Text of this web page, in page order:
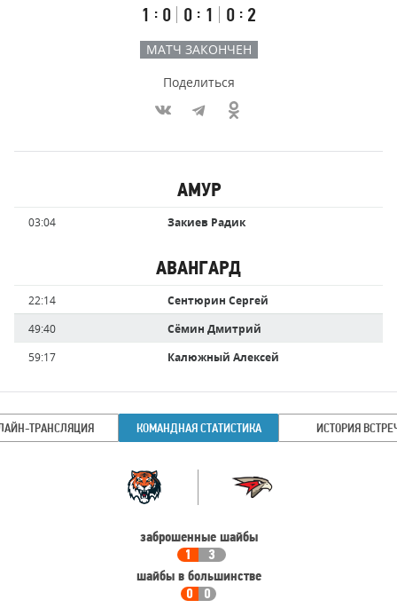
Первый
тайм
1 : 0
Второй
тайм
0 : 1
Третий
тайм
0 : 2
МАТЧ ЗАКОНЧЕН
Поделиться
забившие
АМУР
Время Имя
игрока
03:04 Закиев Радик
АВАНГАРД
Время Имя
игрока
22:14
Сентюрин Сергей
49:40
Сёмин Дмитрий
59:17
Калюжный Алексей
ТРАНСЛЯЦИЯ КОМАНДНАЯ СТАТИСТИКА ИСТОРИЯ
Команда
заброшенные шайбы
1
3
шайбы в большинстве
0
0